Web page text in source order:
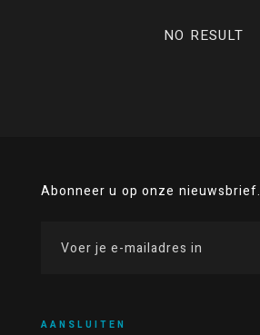
NO RESULT
Abonneer u op onze nieuwsbrief.
AANSLUITEN